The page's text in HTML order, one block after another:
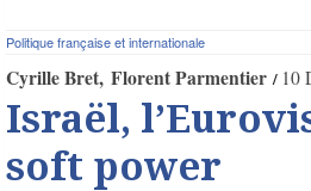
Politique française et internationale
Cyrille Bret Florent Parmentier 10
Israël,
soft power